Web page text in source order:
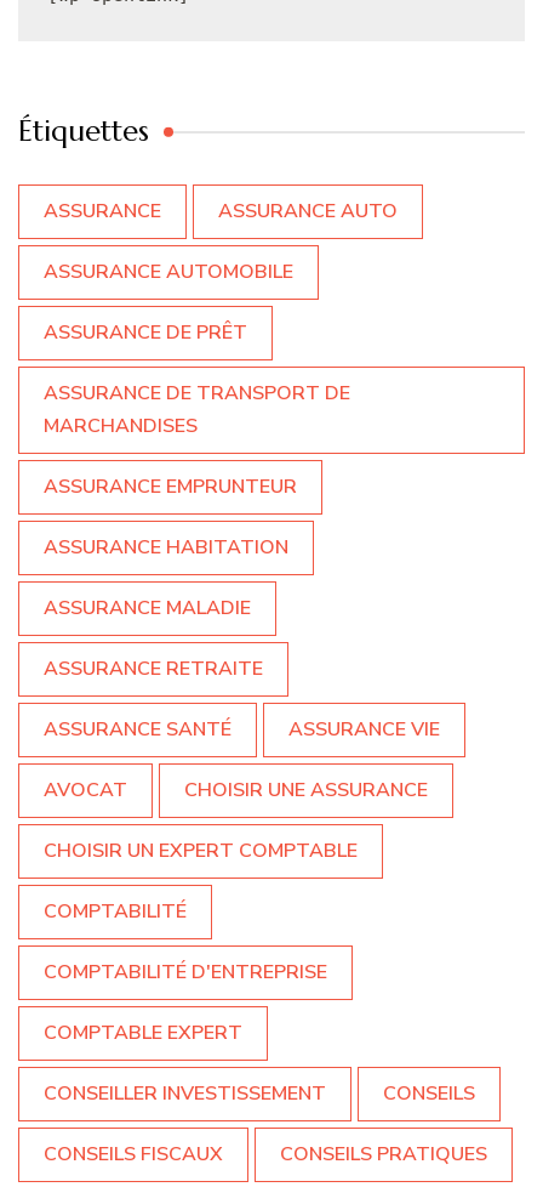
Étiquettes
ASSURANCE ASSURANCE AUTO
ASSURANCE AUTOMOBILE
ASSURANCE DE PRÊT
ASSURANCE DE TRANSPORT DE
MARCHANDISES
ASSURANCE EMPRUNTEUR
ASSURANCE HABITATION
ASSURANCE MALADIE
ASSURANCE RETRAITE
ASSURANCE SANTÉ ASSURANCE VIE
AVOCAT CHOISIR UNE ASSURANCE
CHOISIR UN EXPERT COMPTABLE
COMPTABILITÉ
COMPTABILITÉ D'ENTREPRISE
COMPTABLE EXPERT
CONSEILLER INVESTISSEMENT CONSEILS
CONSEILS FISCAUX CONSEILS PRATIQUES